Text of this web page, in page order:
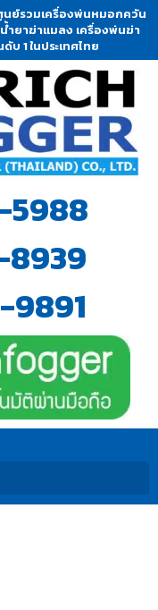
นย์รวมเครื่องพ่นหมอกควัน
ำยาฆ่าแมลง เครื่องพ่นฆ่า
บ 1 ในประเทศไทย